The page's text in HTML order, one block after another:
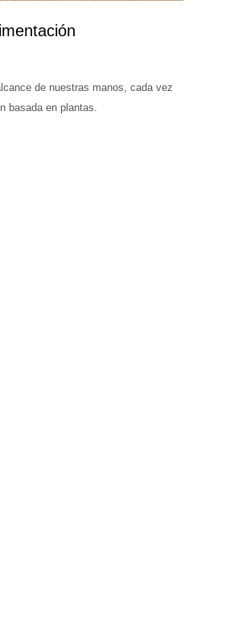
de nuestras manos, cada vez
basada en plantas.